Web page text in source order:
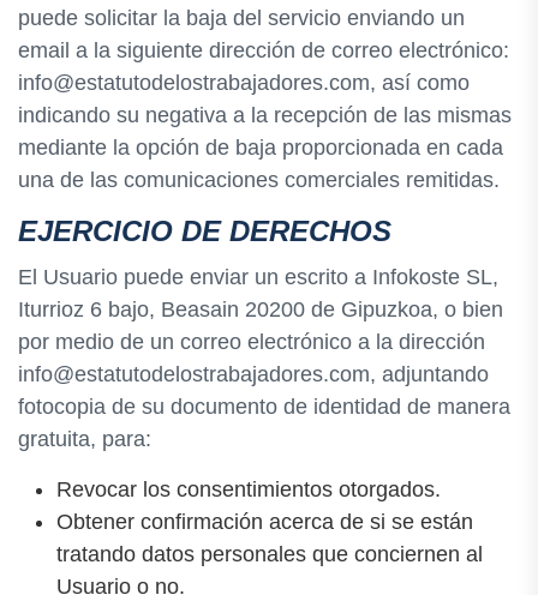
puede solicitar la baja del servicio enviando un
email a la siguiente dirección de correo electrónico:
info@estatutodelostrabajadores.com, así como
indicando su negativa a la recepción de las mismas
mediante la opción de baja proporcionada en cada
una de las comunicaciones comerciales remitidas.
EJERCICIO DE DERECHOS
El Usuario puede enviar un escrito a Infokoste SL,
Iturrioz 6 bajo, Beasain 20200 de Gipuzkoa, o bien
por medio de un correo electrónico a la dirección
info@estatutodelostrabajadores.com, adjuntando
fotocopia de su documento de identidad de manera
gratuita, para:
Revocar los consentimientos otorgados.
Obtener confirmación acerca de si se están
tratando datos personales que conciernen al
Usuario o no.